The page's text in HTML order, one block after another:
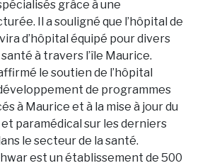
grâce à une
Il a souligné que l’hôpital de
d’hôpital équipé pour divers
à travers l’île Maurice.
le soutien de l’hôpital
de programmes
à Maurice et à la mise à jour du
paramédical sur les derniers
le secteur de la santé.
est un établissement de 500